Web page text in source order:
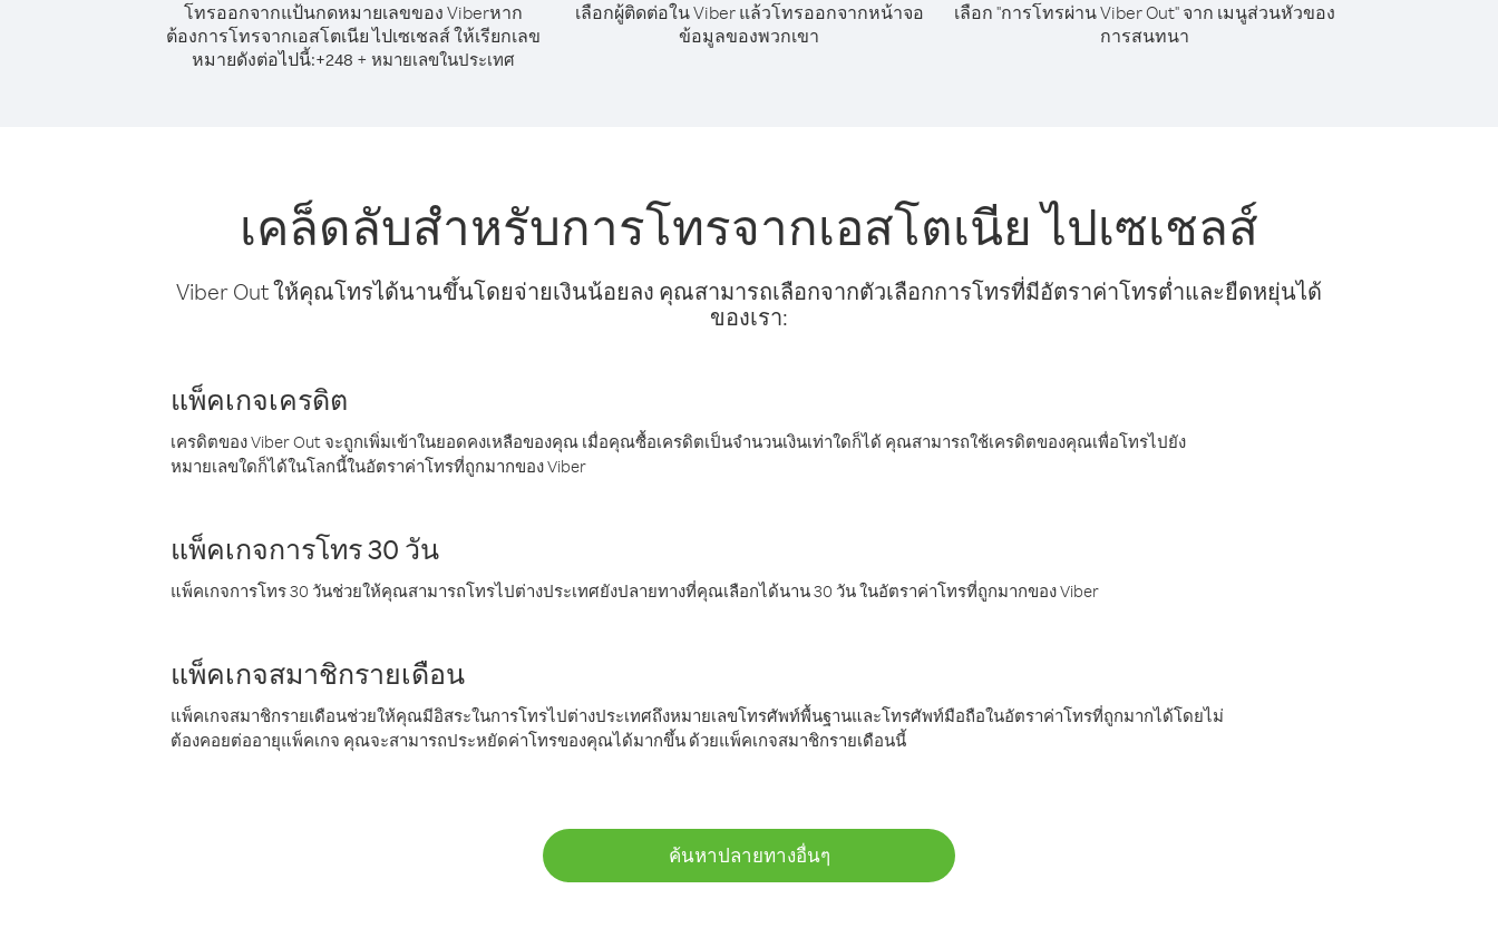
โทรออกจากแป้นกดหมายเลขของ Viberหาก
ต้องการโทรจากเอสโตเนีย ไปเซเชลส์ ให้เรียกเลข
หมายดังต่อไปนี้:+248 + หมายเลขในประเทศ
เลือกผู้ติดต่อใน Viber แล้วโทรออกจากหน้าจอ
ข้อมูลของพวกเขา
เลือก "การโทรผ่าน Viber Out" จาก เมนูส่วนหัวของ
การสนทนา
เคล็ดลับสำหรับการโทรจากเอสโตเนีย ไปเซเชลส์
Viber Out ให้คุณโทรได้นานขึ้นโดยจ่ายเงินน้อยลง คุณสามารถเลือกจากตัวเลือกการโทรที่มีอัตราค่าโทรต่ำและยืดหยุ่นได้
ของเรา:
แพ็คเกจเครดิต
เครดิตของ Viber Out จะถูกเพิ่มเข้าในยอดคงเหลือของคุณ เมื่อคุณซื้อเครดิตเป็นจำนวนเงินเท่าใดก็ได้ คุณสามารถใช้เครดิตของคุณเพื่อโทรไปยัง
หมายเลขใดก็ได้ในโลกนี้ในอัตราค่าโทรที่ถูกมากของ Viber
แพ็คเกจการโทร 30 วัน
แพ็คเกจการโทร 30 วันช่วยให้คุณสามารถโทรไปต่างประเทศยังปลายทางที่คุณเลือกได้นาน 30 วัน ในอัตราค่าโทรที่ถูกมากของ Viber
แพ็คเกจสมาชิกรายเดือน
แพ็คเกจสมาชิกรายเดือนช่วยให้คุณมีอิสระในการโทรไปต่างประเทศถึงหมายเลขโทรศัพท์พื้นฐานและโทรศัพท์มือถือในอัตราค่าโทรที่ถูกมากได้โดยไม่
ต้องคอยต่ออายุแพ็คเกจ คุณจะสามารถประหยัดค่าโทรของคุณได้มากขึ้น ด้วยแพ็คเกจสมาชิกรายเดือนนี้
ค้นหาปลายทางอื่นๆ